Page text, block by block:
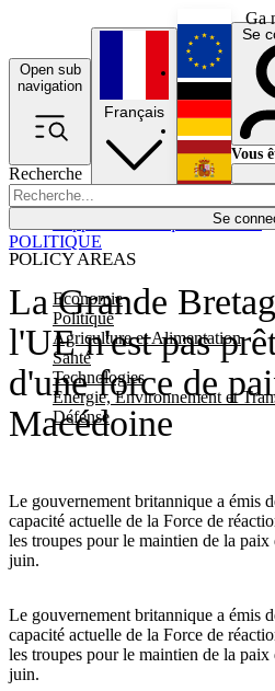
Ga
Open sub
navigation
Recherche
Se
POLICY AREAS
Economie
Politique
Agriculture et Alimentation
Santé
Technologies
Energie, Environnement et
Défense
Économie
Français
English
Se
Vous
La Grande
l'UE n'est pas
d'une force de
Macédoine
Le gouvernement britannique a émis
capacité actuelle de la Force de
les troupes pour le maintien de la
juin.
POLITIQUE
Le gouvernement britannique a émis
capacité actuelle de la Force de
les troupes pour le maintien de la
juin.